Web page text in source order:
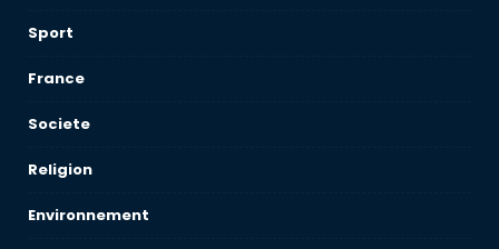
Sport
France
Societe
Religion
Environnement